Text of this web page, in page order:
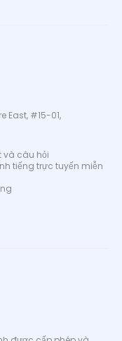
East, #15-01,
và câu hỏi
tiếng trực tuyến miễn